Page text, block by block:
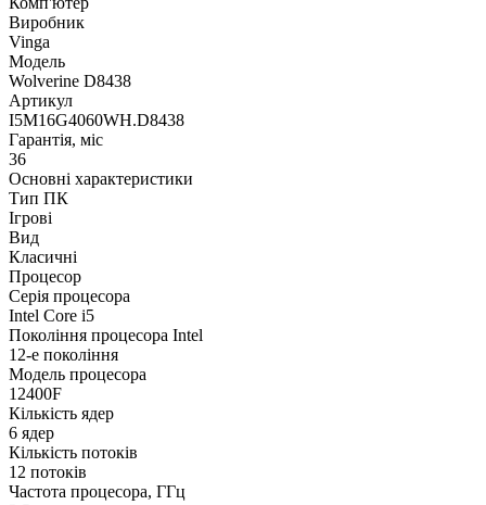
Виробник
Vinga
Модель
Wolverine D8438
Артикул
I5M16G4060WH.D8438
Гарантія, міс
36
Основні характеристики
Тип ПК
Ігрові
Вид
Класичні
Процесор
Серія процесора
Intel Core i5
Покоління процесора Intel
12-е покоління
Модель процесора
12400F
Кількість ядер
6 ядер
Кількість потоків
12 потоків
Частота процесора, ГГц